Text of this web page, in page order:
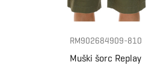
RM902684909-810
Muški šorc Replay